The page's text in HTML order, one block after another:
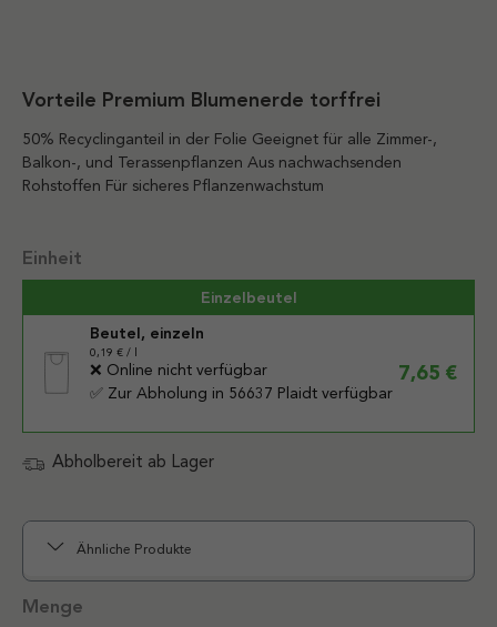
Vorteile Premium Blumenerde torffrei
50% Recyclinganteil in der Folie Geeignet für alle Zimmer-,
Balkon-, und Terassenpflanzen Aus nachwachsenden
Rohstoffen Für sicheres Pflanzenwachstum
Einheit
Einzelbeutel
Beutel, einzeln
0,19 € / l
❌ Online nicht verfügbar
✅ Zur Abholung in 56637 Plaidt verfügbar
7,65 €
Abholbereit ab Lager
Ähnliche Produkte